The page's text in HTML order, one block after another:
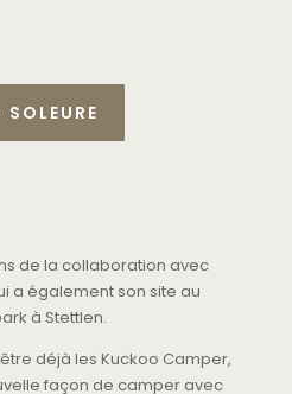
de la collaboration avec
a également son site au
à Stettlen.
déjà les Kuckoo Camper,
façon de camper avec